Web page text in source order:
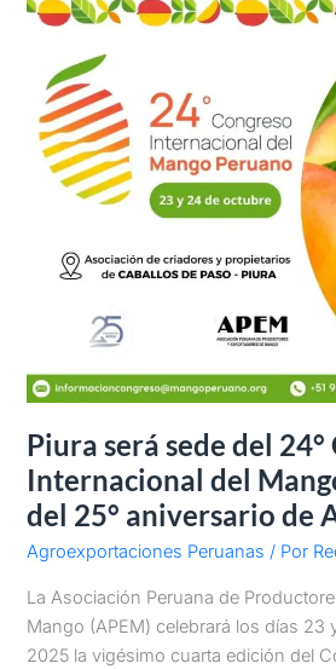
Piura será sede del 24°
Internacional del
del 25° aniversario de
Agroexportaciones Peruanas / Por
La Asociación Peruana de
Mango (APEM) celebrará los días 23
2025 la vigésimo cuarta edición del
Piura
sede
del
24°
Congreso
Internacional
Peruano
aniversario
APEM